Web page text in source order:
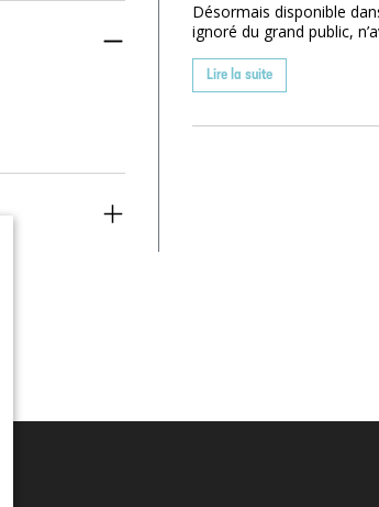
Désormais disponible
ignoré du grand public,
Lire la suite